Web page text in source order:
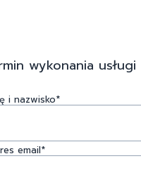
wykonania usługi
i nazwisko*
email*